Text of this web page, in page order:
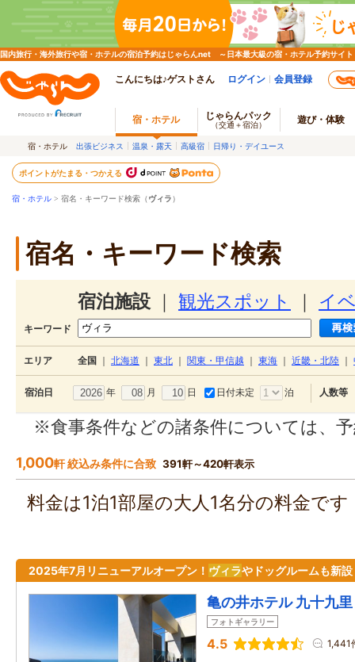
国内旅行・海外旅行や宿・ホテルの宿泊予約はじゃらんnet ～日本最大級の宿・ホテル予約サイト
こんにちは♪ゲストさん ログイン 会員登録
宿・ホテル じゃらんパック
（交通＋宿泊） 遊び・体験
宿・ホテル 出張ビジネス 温泉・露天 高級宿 日帰り・デイユース
ポイントがたまる・つかえる
宿・ホテル > 宿名・キーワード検索（ヴィラ）
宿名・キーワード検索
宿泊施設 観光スポット イ
キーワード
エリア 全国 北海道 東北 関東・甲信越 東海 近畿・北陸
宿泊日 年 月 日 日付未定 泊 人数等
※食事条件などの諸条件については、
1,000軒 絞込み条件に合致 391軒～420軒表示
料金は1泊1部屋の大人1名分の料金で
2025年7月リニューアルオープン！ ヴィラやドッグルームも新設
亀の井ホテル 九十九里
フォトギャラリー
4.5 1,441